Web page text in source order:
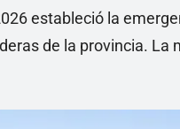
estableció la
de la provincia. La